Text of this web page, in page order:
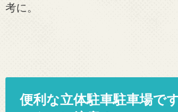
考に。
便利な立体駐車駐車場で